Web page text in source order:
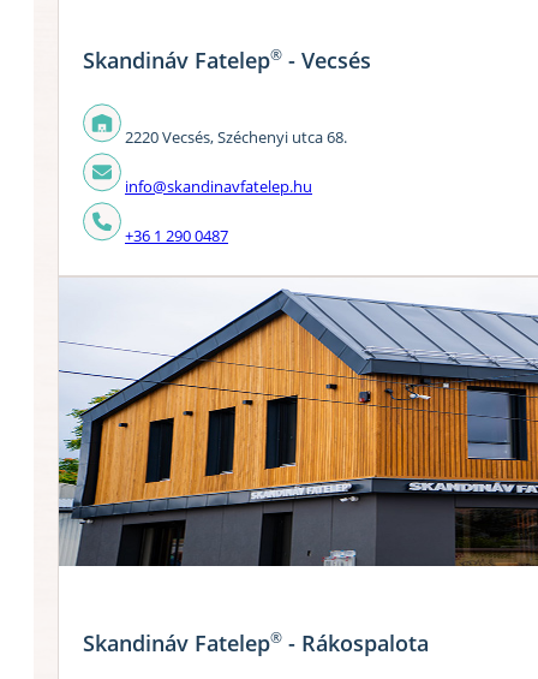
Skandináv Fatelep® - Vecsés
2220 Vecsés, Széchenyi utca 68.
info@skandinavfatelep.hu
+36 1 290 0487
Skandináv Fatelep® - Rákospalota